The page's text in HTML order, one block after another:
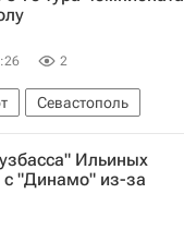
2
Севастополь
Ильиных
с "Динамо" из-за